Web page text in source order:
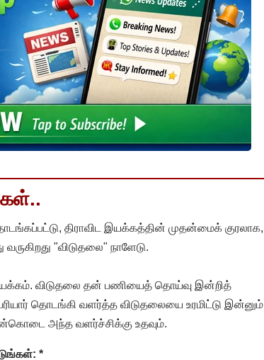
திராவிட இயக்கத்தின் முதன்மைக் குரலாக,
"விடுதலை" நாளேடு.
இயக்கம். விடுதலை தன் பணியைத் தொய்வு இன்றித்
தொடங்கி வளர்த்த விடுதலையை உரமிட்டு இன்னும்
அந்த வளர்ச்சிக்கு உதவும்.
*